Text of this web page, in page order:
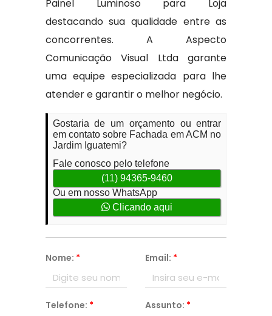
Painel Luminoso para Loja
destacando sua qualidade entre as
concorrentes. A Aspecto
Comunicação Visual Ltda garante
uma equipe especializada para lhe
atender e garantir o melhor negócio.
Gostaria de um orçamento ou entrar
em contato sobre Fachada em ACM no
Jardim Iguatemi?
Fale conosco pelo telefone
(11) 94365-9460
Ou em nosso WhatsApp
Clicando aqui
Nome: * Email: *
Telefone: * Assunto: *